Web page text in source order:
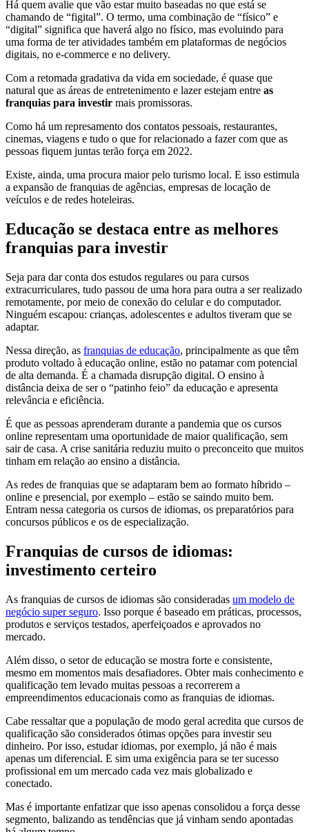
Há quem avalie que vão estar muito baseadas no que está se
chamando de “figital”. O termo, uma combinação de “físico” e
“digital” significa que haverá algo no físico, mas evoluindo para
uma forma de ter atividades também em plataformas de negócios
digitais, no e-commerce e no delivery.
Com a retomada gradativa da vida em sociedade, é quase que
natural que as áreas de entretenimento e lazer estejam entre as
franquias para investir mais promissoras.
Como há um represamento dos contatos pessoais, restaurantes,
cinemas, viagens e tudo o que for relacionado a fazer com que as
pessoas fiquem juntas terão força em 2022.
Existe, ainda, uma procura maior pelo turismo local. E isso estimula
a expansão de franquias de agências, empresas de locação de
veículos e de redes hoteleiras.
Educação se destaca entre as melhores
franquias para investir
Seja para dar conta dos estudos regulares ou para cursos
extracurriculares, tudo passou de uma hora para outra a ser realizado
remotamente, por meio de conexão do celular e do computador.
Ninguém escapou: crianças, adolescentes e adultos tiveram que se
adaptar.
Nessa direção, as franquias de educação, principalmente as que têm
produto voltado à educação online, estão no patamar com potencial
de alta demanda. É a chamada disrupção digital. O ensino à
distância deixa de ser o “patinho feio” da educação e apresenta
relevância e eficiência.
É que as pessoas aprenderam durante a pandemia que os cursos
online representam uma oportunidade de maior qualificação, sem
sair de casa. A crise sanitária reduziu muito o preconceito que muitos
tinham em relação ao ensino a distância.
As redes de franquias que se adaptaram bem ao formato híbrido –
online e presencial, por exemplo – estão se saindo muito bem.
Entram nessa categoria os cursos de idiomas, os preparatórios para
concursos públicos e os de especialização.
Franquias de cursos de idiomas:
investimento certeiro
As franquias de cursos de idiomas são consideradas um modelo de
negócio super seguro. Isso porque é baseado em práticas, processos,
produtos e serviços testados, aperfeiçoados e aprovados no
mercado.
Além disso, o setor de educação se mostra forte e consistente,
mesmo em momentos mais desafiadores. Obter mais conhecimento e
qualificação tem levado muitas pessoas a recorrerem a
empreendimentos educacionais como as franquias de idiomas.
Cabe ressaltar que a população de modo geral acredita que cursos de
qualificação são considerados ótimas opções para investir seu
dinheiro. Por isso, estudar idiomas, por exemplo, já não é mais
apenas um diferencial. E sim uma exigência para se ter sucesso
profissional em um mercado cada vez mais globalizado e
conectado.
Mas é importante enfatizar que isso apenas consolidou a força desse
segmento, balizando as tendências que já vinham sendo apontadas